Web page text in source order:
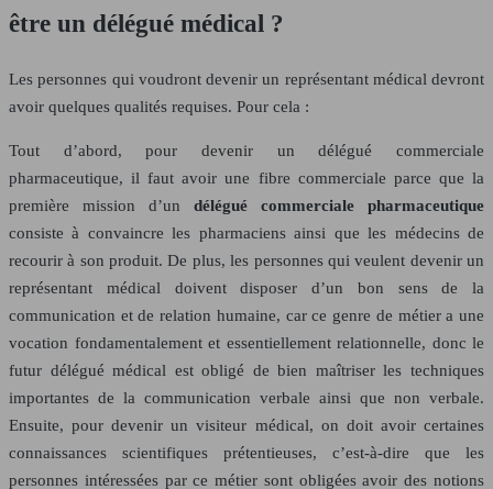
être un délégué médical ?
Les personnes qui voudront devenir un représentant médical devront
avoir quelques qualités requises. Pour cela :
Tout d’abord, pour devenir un délégué commerciale
pharmaceutique, il faut avoir une fibre commerciale parce que la
première mission d’un délégué commerciale pharmaceutique
consiste à convaincre les pharmaciens ainsi que les médecins de
recourir à son produit. De plus, les personnes qui veulent devenir un
représentant médical doivent disposer d’un bon sens de la
communication et de relation humaine, car ce genre de métier a une
vocation fondamentalement et essentiellement relationnelle, donc le
futur délégué médical est obligé de bien maîtriser les techniques
importantes de la communication verbale ainsi que non verbale.
Ensuite, pour devenir un visiteur médical, on doit avoir certaines
connaissances scientifiques prétentieuses, c’est-à-dire que les
personnes intéressées par ce métier sont obligées avoir des notions